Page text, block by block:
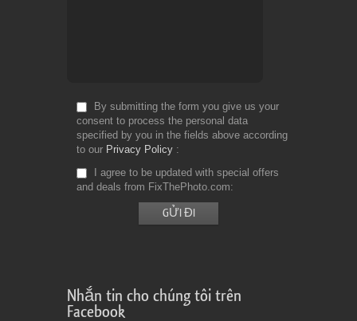
By submitting the form you give us your
consent to process the personal data
specified by you in the fields above according
to our Privacy Policy
I agree to be updated with special offers
and deals from FixThePhoto.com
Nhắn tin cho chúng tôi trên
Facebook